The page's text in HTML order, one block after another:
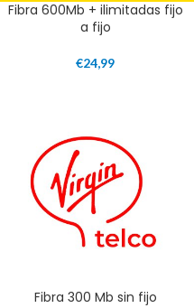
Fibra 600Mb + ilimitadas fijo
a fijo
€24,99
Fibra 300 Mb sin fijo